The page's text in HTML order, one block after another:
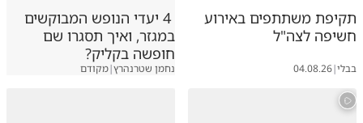
תקיפת משתתפים באירוע
חשיפה לצה"ל
בבלי|
04.08.26
4 יעדי הנופש המבוקשים
במגזר, ואיך תסגרו שם
חופשה בקליק?
נחמן שטרנהרץ|מקודם